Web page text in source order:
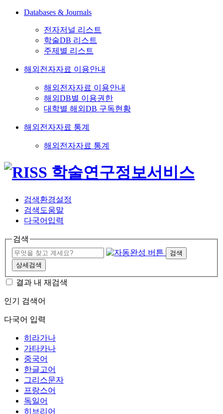
Databases & Journals
전자저널 리스트
학술DB 리스트
주제별 리스트
해외전자자료 이용안내
해외전자자료 이용안내
해외DB별 이용권한
대학별 해외DB 구독현황
해외전자자료 통계
해외전자자료 통계
검색환경설정
검색도움말
다국어입력
검색
검색
상세검색
결과 내 재검색
인기 검색어
다국어 입력
히라가나
가타카나
중국어
한글고어
그리스문자
프랑스어
독일어
히브리어